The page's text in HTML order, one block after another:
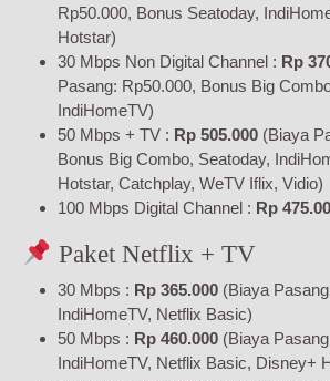
Rp50.000, Bonus Seatoday,
Hotstar)
30 Mbps Non Digital Channel : Rp
Pasang: Rp50.000, Bonus Big
IndiHomeTV)
50 Mbps + TV : Rp 505.000 (Biaya
Bonus Big Combo, Seatoday,
Hotstar, Catchplay, WeTV Iflix, Vidio)
100 Mbps Digital Channel : Rp
Paket Netflix + TV
30 Mbps : Rp 365.000 (Biaya
IndiHomeTV, Netflix Basic)
50 Mbps : Rp 460.000 (Biaya
IndiHomeTV, Netflix Basic, Disney+